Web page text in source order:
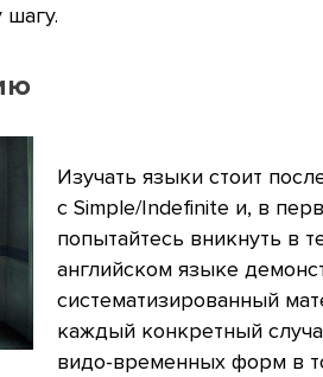
шагу.
Изучать языки стоит
с Simple/Indefinite и, в
попытайтесь вникнуть в
английском языке
систематизированный
каждый конкретный
видо-временных форм в